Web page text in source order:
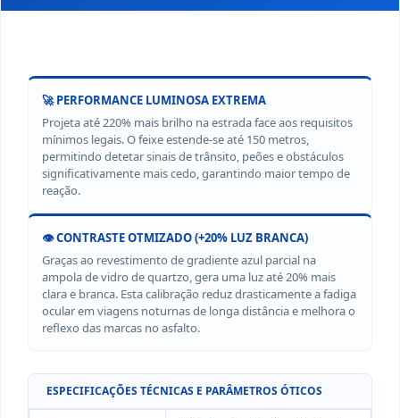
🚀 PERFORMANCE LUMINOSA EXTREMA
Projeta até 220% mais brilho na estrada face aos requisitos
mínimos legais. O feixe estende-se até 150 metros,
permitindo detetar sinais de trânsito, peões e obstáculos
significativamente mais cedo, garantindo maior tempo de
reação.
👁️ CONTRASTE OTMIZADO (+20% LUZ BRANCA)
Graças ao revestimento de gradiente azul parcial na
ampola de vidro de quartzo, gera uma luz até 20% mais
clara e branca. Esta calibração reduz drasticamente a fadiga
ocular em viagens noturnas de longa distância e melhora o
reflexo das marcas no asfalto.
ESPECIFICAÇÕES TÉCNICAS E PARÂMETROS ÓTICOS